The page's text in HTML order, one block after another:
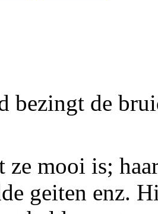
bezingt de
ze mooi is;
geiten enz.